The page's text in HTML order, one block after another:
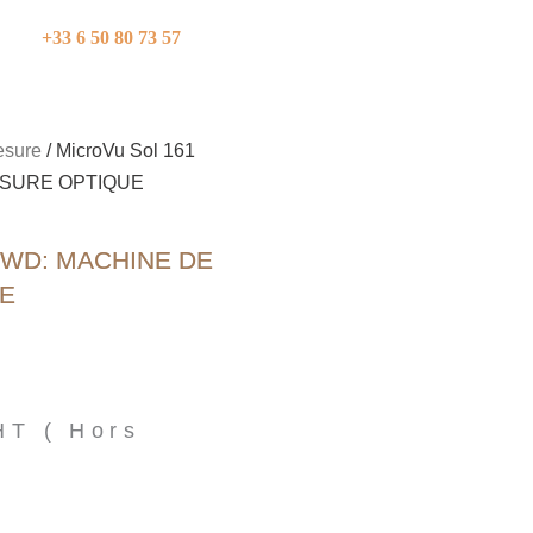
+33 6 50 80 73 57
/ MicroVu Sol 161
OPTIQUE
MACHINE DE
( Hors